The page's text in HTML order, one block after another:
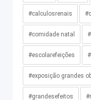
#calculosrenais
#comidade natal
#escolarefeições
#exposição grandes
#grandesefeitos